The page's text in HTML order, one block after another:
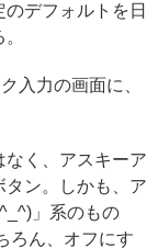
デフォルトを日
入力の画面に、
く、アスキーア
ン。しかも、ア
」系のもの
ろん、オフにす